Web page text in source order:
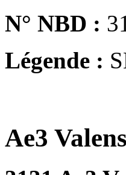
N° NBD :
Légende :
Ae3 Valens